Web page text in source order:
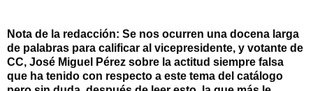
Nota de la redacción: Se nos ocurren una docena larga
de palabras para calificar al vicepresidente, y votante de
CC, José Miguel Pérez sobre la actitud siempre falsa
que ha tenido con respecto a este tema del catálogo